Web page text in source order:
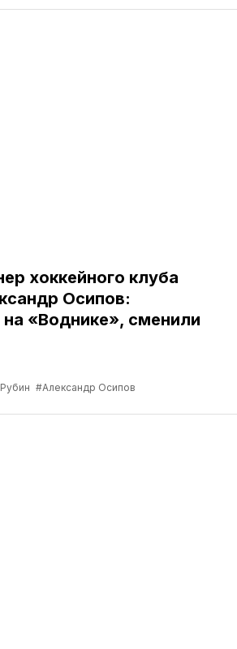
хоккейного клуба
Осипов:
«Воднике», сменили
#Александр Осипов